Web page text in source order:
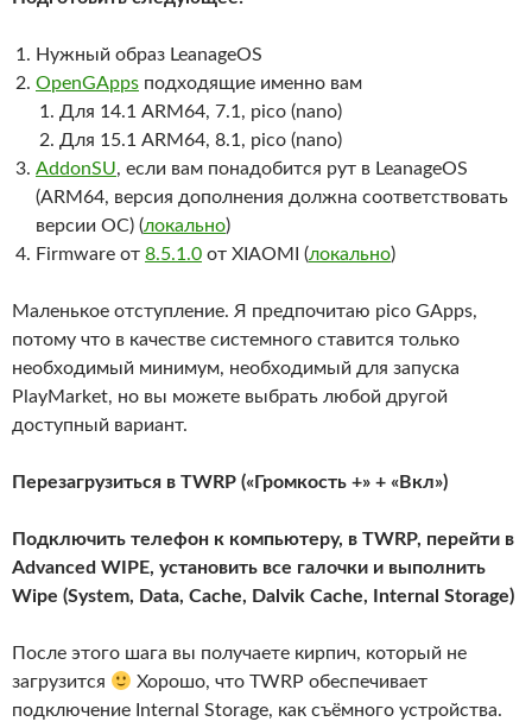
Нужный образ LeanageOS
OpenGApps подходящие именно вам
Для 14.1 ARM64, 7.1, pico (nano)
Для 15.1 ARM64, 8.1, pico (nano)
AddonSU, если вам понадобится рут в LeanageOS
(ARM64, версия дополнения должна соответствовать
версии ОС) (локально)
Firmware от 8.5.1.0 от XIAOMI (локально)
Маленькое отступление. Я предпочитаю pico GApps,
потому что в качестве системного ставится только
необходимый минимум, необходимый для запуска
PlayMarket, но вы можете выбрать любой другой
доступный вариант.
Перезагрузиться в TWRP («Громкость +» + «Вкл»)
Подключить телефон к компьютеру, в TWRP, перейти в
Advanced WIPE, установить все галочки и выполнить
Wipe (System, Data, Cache, Dalvik Cache, Internal Storage)
После этого шага вы получаете кирпич, который не
загрузится
Хорошо, что TWRP обеспечивает
подключение Internal Storage, как съёмного устройства.